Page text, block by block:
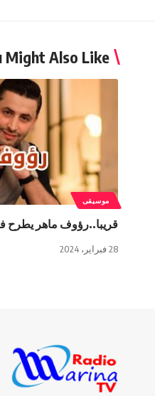
Might Also Like
موسيقى
قريبا..رؤوف ماهر يطرح
28 فبراير، 2024